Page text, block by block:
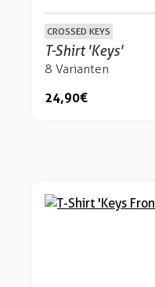
CROSSED KEYS
T-Shirt 'Keys'
8 Varianten
24,90 €